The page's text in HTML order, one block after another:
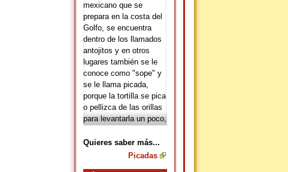
mexicano que se
prepara en la costa del
Golfo, se encuentra
dentro de los llamados
antojitos y en otros
lugares también se le
conoce como "sope" y
se le llama picada,
porque la tortilla se pica
o pellizca de las orillas
para levantarla un poco,
derramen los
ingredientes que la
Quieres saber más...
Picadas